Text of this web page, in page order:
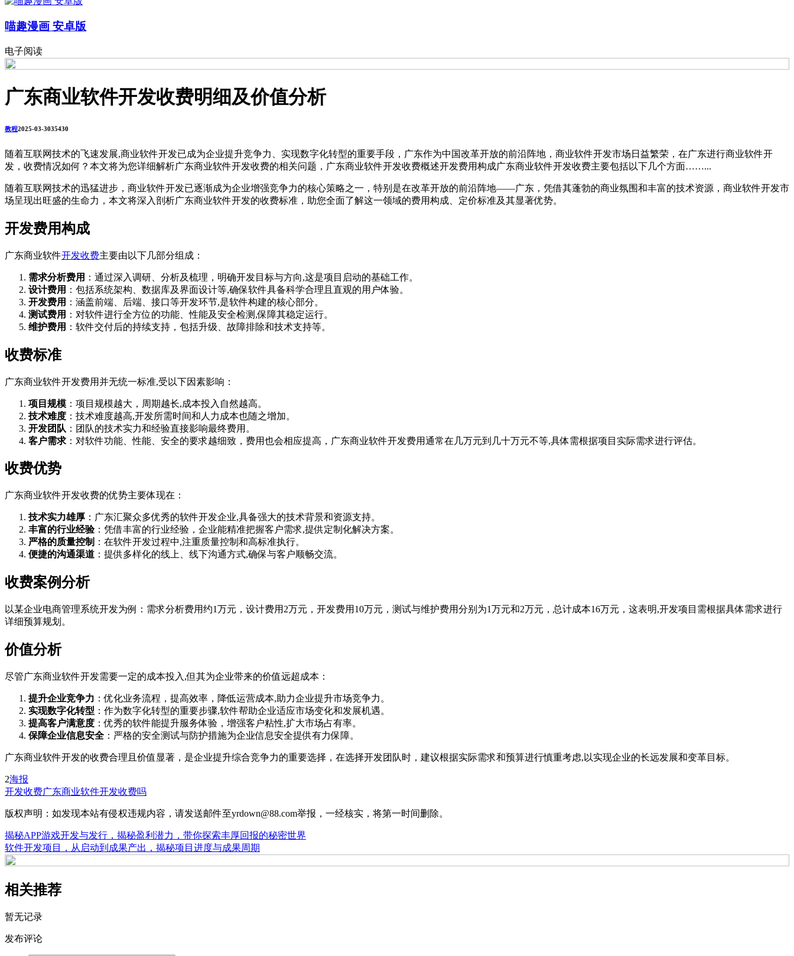
喵趣漫画 安卓版
电子阅读
广东商业软件开发收费明细及价值分析
教程2025-03-3035430
随着互联网技术的飞速发展,商业软件开发已成为企业提升竞争力、实现数字化转型的重要手段，广东作为中国改革开放的前沿阵地，商业软件开发市场日益繁荣，在广东进行商业软件开
发，收费情况如何？本文将为您详细解析广东商业软件开发收费的相关问题，广东商业软件开发收费概述开发费用构成广东商业软件开发收费主要包括以下几个方面……...
随着互联网技术的迅猛进步，商业软件开发已逐渐成为企业增强竞争力的核心策略之一，特别是在改革开放的前沿阵地——广东，凭借其蓬勃的商业氛围和丰富的技术资源，商业软件开发市
场呈现出旺盛的生命力，本文将深入剖析广东商业软件开发的收费标准，助您全面了解这一领域的费用构成、定价标准及其显著优势。
开发费用构成
广东商业软件开发收费主要由以下几部分组成：
需求分析费用 ：通过深入调研、分析及梳理，明确开发目标与方向,这是项目启动的基础工作。
设计费用 ：包括系统架构、数据库及界面设计等,确保软件具备科学合理且直观的用户体验。
开发费用 ：涵盖前端、后端、接口等开发环节,是软件构建的核心部分。
测试费用 ：对软件进行全方位的功能、性能及安全检测,保障其稳定运行。
维护费用 ：软件交付后的持续支持，包括升级、故障排除和技术支持等。
收费标准
广东商业软件开发费用并无统一标准,受以下因素影响：
项目规模 ：项目规模越大，周期越长,成本投入自然越高。
技术难度 ：技术难度越高,开发所需时间和人力成本也随之增加。
开发团队 ：团队的技术实力和经验直接影响最终费用。
客户需求 ：对软件功能、性能、安全的要求越细致，费用也会相应提高，广东商业软件开发费用通常在几万元到几十万元不等,具体需根据项目实际需求进行评估。
收费优势
广东商业软件开发收费的优势主要体现在：
技术实力雄厚 ：广东汇聚众多优秀的软件开发企业,具备强大的技术背景和资源支持。
丰富的行业经验：凭借丰富的行业经验，企业能精准把握客户需求,提供定制化解决方案。
严格的质量控制 ：在软件开发过程中,注重质量控制和高标准执行。
便捷的沟通渠道 ：提供多样化的线上、线下沟通方式,确保与客户顺畅交流。
收费案例分析
以某企业电商管理系统开发为例：需求分析费用约1万元，设计费用2万元，开发费用10万元，测试与维护费用分别为1万元和2万元，总计成本16万元，这表明,开发项目需根据具体需求进行
详细预算规划。
价值分析
尽管广东商业软件开发需要一定的成本投入,但其为企业带来的价值远超成本：
提升企业竞争力 ：优化业务流程，提高效率，降低运营成本,助力企业提升市场竞争力。
实现数字化转型 ：作为数字化转型的重要步骤,软件帮助企业适应市场变化和发展机遇。
提高客户满意度 ：优秀的软件能提升服务体验，增强客户粘性,扩大市场占有率。
保障企业信息安全 ：严格的安全测试与防护措施为企业信息安全提供有力保障。
广东商业软件开发的收费合理且价值显著，是企业提升综合竞争力的重要选择，在选择开发团队时，建议根据实际需求和预算进行慎重考虑,以实现企业的长远发展和变革目标。
2海报
开发收费广东商业软件开发收费吗
版权声明：如发现本站有侵权违规内容，请发送邮件至yrdown@88.com举报，一经核实，将第一时间删除。
揭秘APP游戏开发与发行，揭秘盈利潜力，带你探索丰厚回报的秘密世界
软件开发项目，从启动到成果产出，揭秘项目进度与成果周期
相关推荐
暂无记录
发布评论